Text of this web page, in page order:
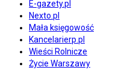
E-gazety.pl
Nexto.pl
Mała księgowość
Kancelarierp.pl
Wieści Rolnicze
Życie Warszawy